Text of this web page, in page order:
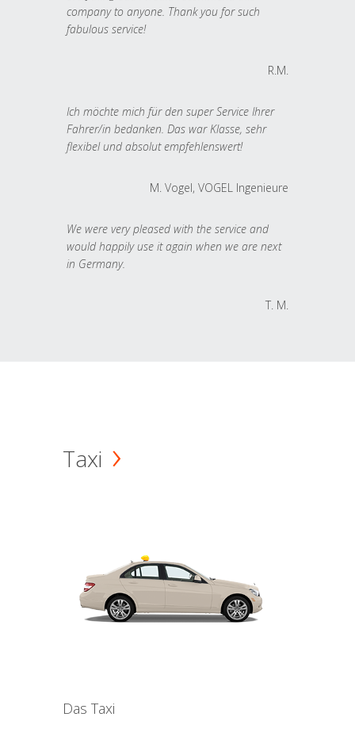
company to anyone. Thank you for such
fabulous service!
R.M.
Ich möchte mich für den super Service Ihrer
Fahrer/in bedanken. Das war Klasse, sehr
flexibel und absolut empfehlenswert!
M. Vogel, VOGEL Ingenieure
We were very pleased with the service and
would happily use it again when we are next
in Germany.
T. M.
Taxi
Das Taxi